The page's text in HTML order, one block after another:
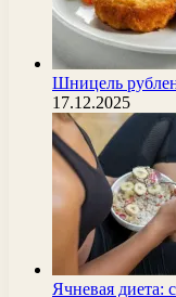
Шницель
17.12.2025
Ячневая диета: